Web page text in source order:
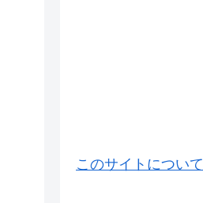
このサイトについて